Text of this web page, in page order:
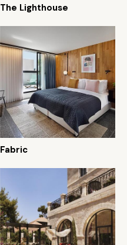
The Lighthouse
Fabric